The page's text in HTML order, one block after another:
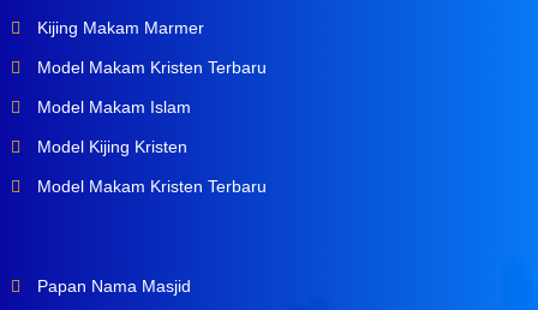
Kijing Makam Marmer
Model Makam Kristen Terbaru
Model Makam Islam
Model Kijing Kristen
Model Makam Kristen Terbaru
Papan Nama Masjid